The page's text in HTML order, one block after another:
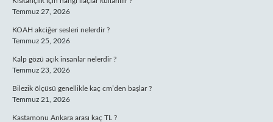
Temmuz 27, 2026
KOAH akciğer sesleri nelerdir ?
Temmuz 25, 2026
Kalp gözü açık insanlar nelerdir ?
Temmuz 23, 2026
Bilezik ölçüsü genellikle kaç cm’den başlar ?
Temmuz 21, 2026
Kastamonu Ankara arası kaç TL ?